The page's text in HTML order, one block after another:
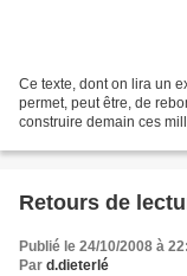
Ce texte, dont on lira un
permet, peut être, de
construire demain ces
Retours de
Publié le 24/10/2008 à
Par d.dieterlé